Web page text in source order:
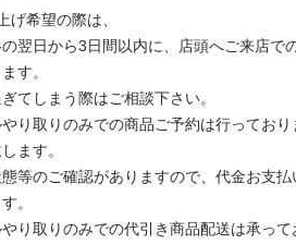
げ希望の際は、
翌日から3日間以内に、店頭へご来店で
す。
てしまう際はご相談下さい。
やり取りのみでの商品ご予約は行ってお
ます。
態等のご確認がありますので、代金お支
。
やり取りのみでの代引き商品配送は承っ